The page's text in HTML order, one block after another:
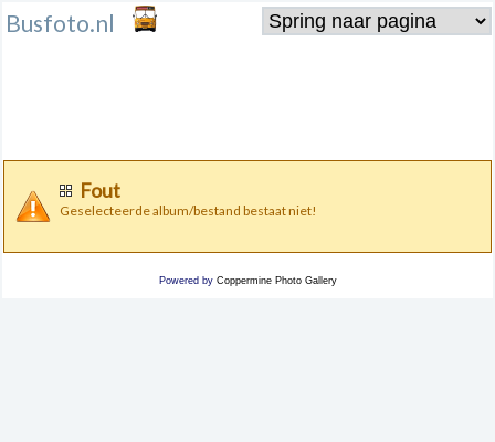
Busfoto.nl
Fout
Geselecteerde album/bestand bestaat niet!
Powered by Coppermine Photo Gallery